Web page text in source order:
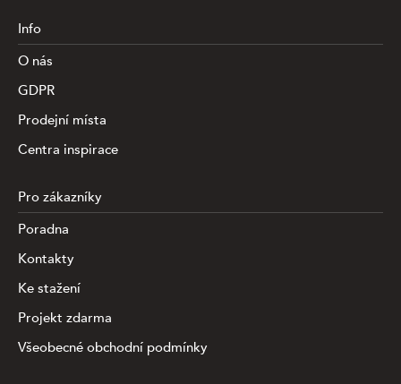
Info
O nás
GDPR
Prodejní místa
Centra inspirace
Pro zákazníky
Poradna
Kontakty
Ke stažení
Projekt zdarma
Všeobecné obchodní podmínky